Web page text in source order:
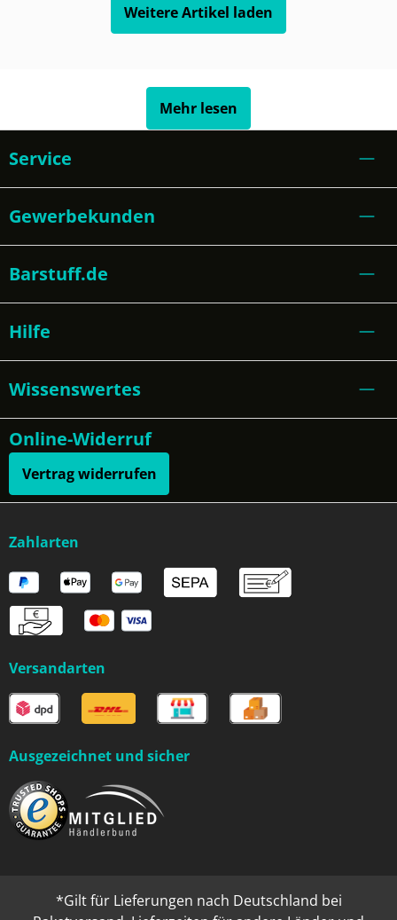
Weitere Artikel laden
Mehr lesen
Service
Gewerbekunden
Barstuff.de
Hilfe
Wissenswertes
Online-Widerruf
Vertrag widerrufen
Zahlarten
Versandarten
Ausgezeichnet und sicher
*Gilt für Lieferungen nach Deutschland bei